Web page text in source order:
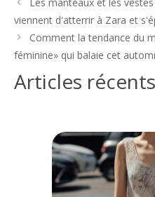
des
viennent d'atterrir à Zara et
Comment la tendance du
féminine» qui balaie cet
Articles récents